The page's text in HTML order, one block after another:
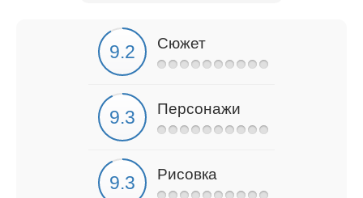
Сюжет
Персонажи
Рисовка